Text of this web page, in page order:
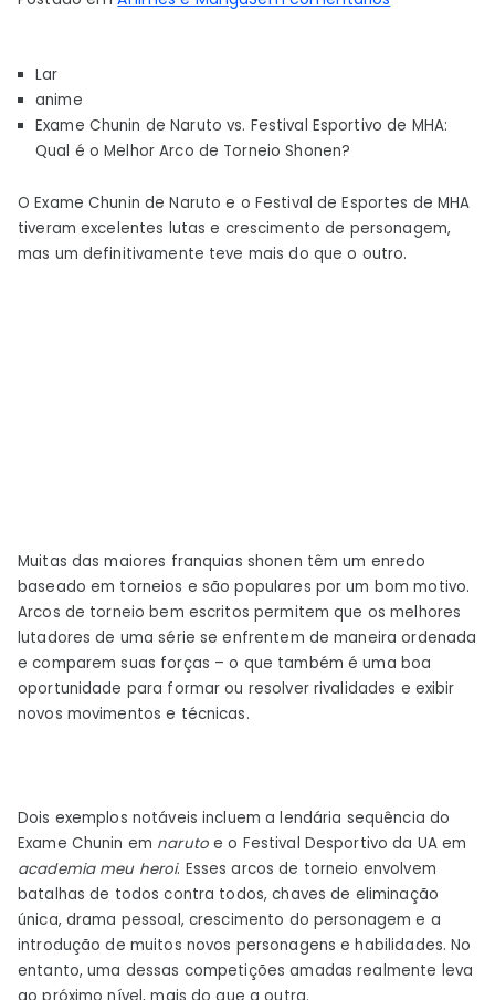
Naruto
de
Lar
anime
Exame Chunin de Naruto vs. Festival Esportivo de MHA:
Qual é o Melhor Arco de Torneio Shonen?
O Exame Chunin de Naruto e o Festival de Esportes de MHA
tiveram excelentes lutas e crescimento de personagem,
mas um definitivamente teve mais do que o outro.
Muitas das maiores franquias shonen têm um enredo
baseado em torneios e são populares por um bom motivo.
Arcos de torneio bem escritos permitem que os melhores
lutadores de uma série se enfrentem de maneira ordenada
e comparem suas forças – o que também é uma boa
oportunidade para formar ou resolver rivalidades e exibir
novos movimentos e técnicas.
Dois exemplos notáveis ​​incluem a lendária sequência do
Exame Chunin em narutoe o Festival Desportivo da UA em
academia meu heroi. Esses arcos de torneio envolvem
batalhas de todos contra todos, chaves de eliminação
única, drama pessoal, crescimento do personagem e a
introdução de muitos novos personagens e habilidades. No
entanto, uma dessas competições amadas realmente leva